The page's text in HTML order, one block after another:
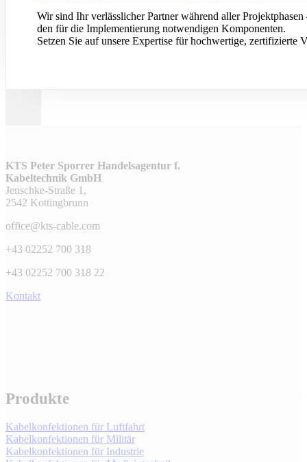
Wir sind Ihr verlässlicher Partner während aller
den für die Implementierung notwendigen Komponenten.
Setzen Sie auf unsere Expertise für hochwertige, zertifizierte
KTS Peter Sporrer Handelsagentur f.
Kabeltechnik GmbH
Jenschke-Straße 1,
2542 Kottingbrunn
office@kts-cable.com
+43 02252 700 318
+43 02252 700 318 22
Kontakt
Produkte
Kabelkonfektionen für Luftfahrt
Kabelkonfektionen für Militär
Kabelkonfektionen für Industrie